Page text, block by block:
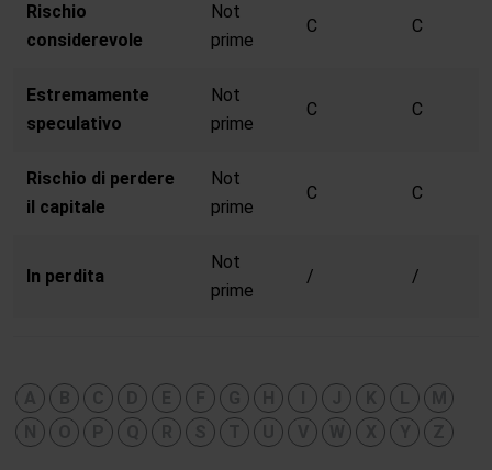
Rischio
considerevole
Not
prime
C C
Estremamente
speculativo
Not
prime
C C
Rischio di perdere
il capitale
Not
prime
C C
In perdita
Not
prime
/ /